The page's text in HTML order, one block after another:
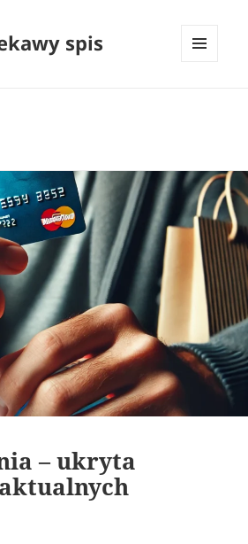
spis
– ukryta